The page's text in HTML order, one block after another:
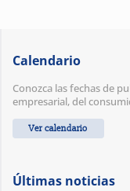
Calendario
Conozca las fechas de
empresarial, del
Ver calendario
Últimas noticias